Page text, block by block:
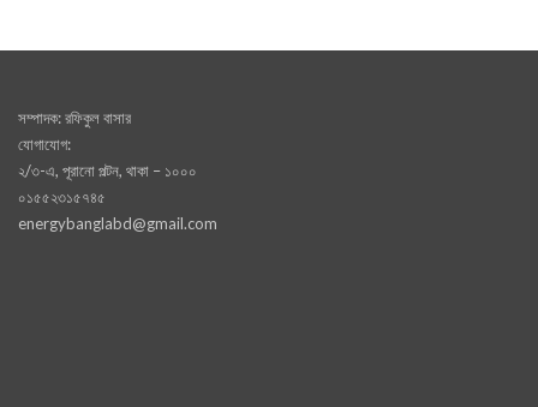
সম্পাদক: রফিকুল বাসার
যোগাযোগ:
২/৩-এ, পূরানো পল্টন, থাকা – ১০০০
০১৫৫২৩১৫৭৪৫
energybanglabd@gmail.com